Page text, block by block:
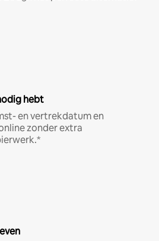
hebt
en vertrekdatum en
zonder extra